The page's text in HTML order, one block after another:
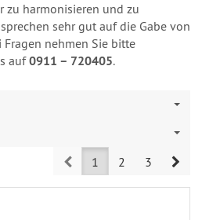
zu harmonisieren und zu
sehr gut auf die Gabe von
Fragen nehmen Sie bitte
auf0911 – 720405.
Prev1 2 3